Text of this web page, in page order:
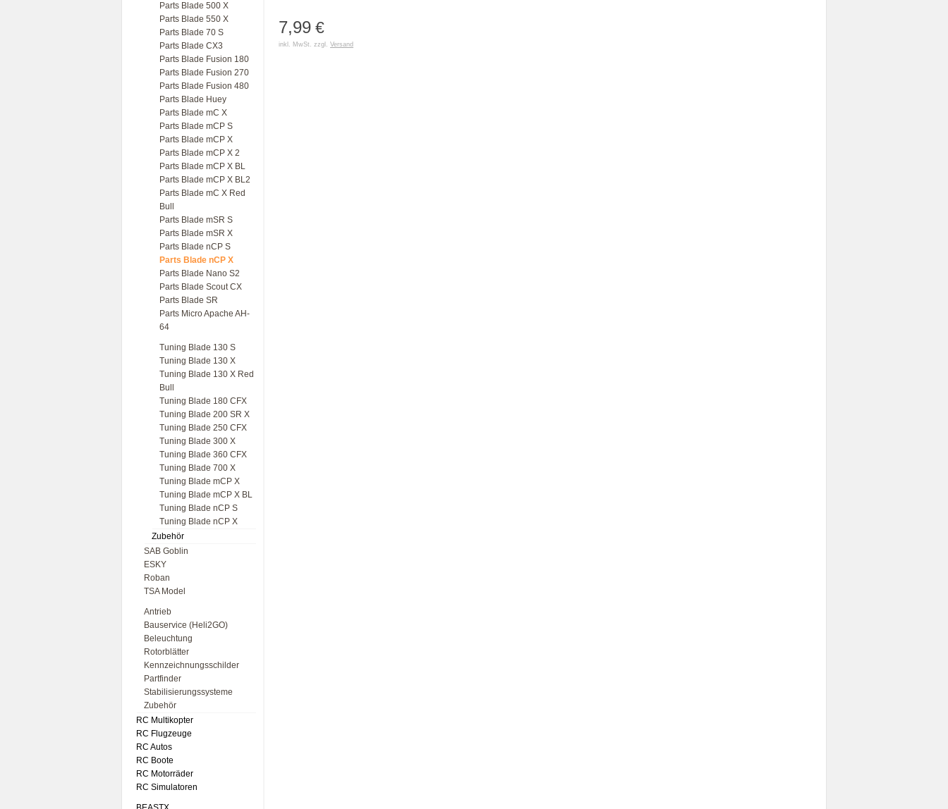
Parts Blade 500 X
Parts Blade 550 X
Parts Blade 70 S
Parts Blade CX3
Parts Blade Fusion 180
Parts Blade Fusion 270
Parts Blade Fusion 480
Parts Blade Huey
Parts Blade mC X
Parts Blade mCP S
Parts Blade mCP X
Parts Blade mCP X 2
Parts Blade mCP X BL
Parts Blade mCP X BL2
Parts Blade mC X Red
Bull
Parts Blade mSR S
Parts Blade mSR X
Parts Blade nCP S
Parts Blade nCP X
Parts Blade Nano S2
Parts Blade Scout CX
Parts Blade SR
Parts Micro Apache AH-
64
Tuning Blade 130 S
Tuning Blade 130 X
Tuning Blade 130 X Red
Bull
Tuning Blade 180 CFX
Tuning Blade 200 SR X
Tuning Blade 250 CFX
Tuning Blade 300 X
Tuning Blade 360 CFX
Tuning Blade 700 X
Tuning Blade mCP X
Tuning Blade mCP X BL
Tuning Blade nCP S
Tuning Blade nCP X
Zubehör
SAB Goblin
ESKY
Roban
TSA Model
Antrieb
Bauservice (Heli2GO)
Beleuchtung
Rotorblätter
Kennzeichnungsschilder
Partfinder
Stabilisierungssysteme
Zubehör
RC Multikopter
RC Flugzeuge
RC Autos
RC Boote
RC Motorräder
RC Simulatoren
7,99 €
inkl. MwSt. zzgl. Versand